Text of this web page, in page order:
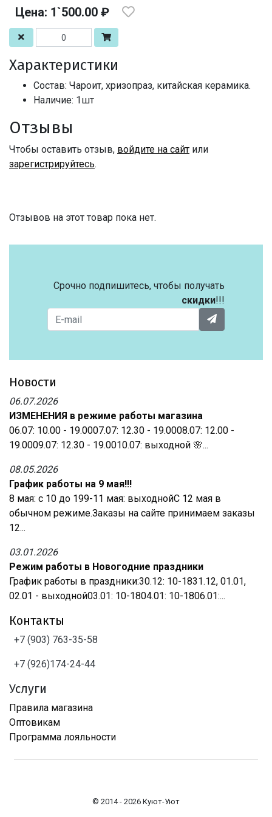
Цена: 1`500.00 ₽
Характеристики
Состав: Чароит, хризопраз, китайская керамика.
Наличие: 1шт
Отзывы
Чтобы оставить отзыв, войдите на сайт или
зарегистрируйтесь.
Отзывов на этот товар пока нет.
Срочно подпишитесь, чтобы получать
скидки!!!
Новости
06.07.2026
ИЗМЕНЕНИЯ в режиме работы магазина
06.07: 10.00 - 19.0007.07: 12.30 - 19.0008.07: 12.00 -
19.0009.07: 12.30 - 19.0010.07: выходной 🌸...
08.05.2026
График работы на 9 мая!!!
8 мая: с 10 до 199-11 мая: выходнойС 12 мая в
обычном режиме.Заказы на сайте принимаем заказы
12...
03.01.2026
Режим работы в Новогодние праздники
График работы в праздники:30.12: 10-1831.12, 01.01,
02.01 - выходной03.01: 10-1804.01: 10-1806.01:...
Контакты
+7 (903) 763-35-58
+7 (926)174-24-44
Услуги
Правила магазина
Оптовикам
Программа лояльности
© 2014 - 2026 Куют-Уют